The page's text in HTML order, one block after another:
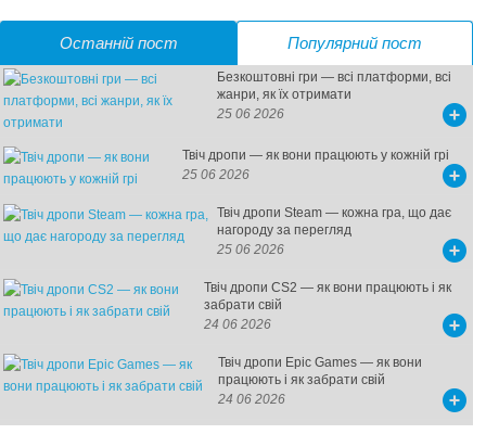
Останній пост Популярний пост
Безкоштовні гри — всі платформи, всі
жанри, як їх отримати
25 06 2026
Твіч дропи — як вони працюють у кожній грі
25 06 2026
Твіч дропи Steam — кожна гра, що дає
нагороду за перегляд
25 06 2026
Твіч дропи CS2 — як вони працюють і як
забрати свій
24 06 2026
Твіч дропи Epic Games — як вони
працюють і як забрати свій
24 06 2026